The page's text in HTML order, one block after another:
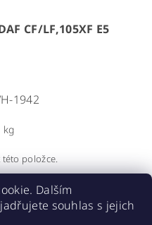
CF/LF,105XF E5
1942
kg
položce.
Dalším
souhlas s jejich